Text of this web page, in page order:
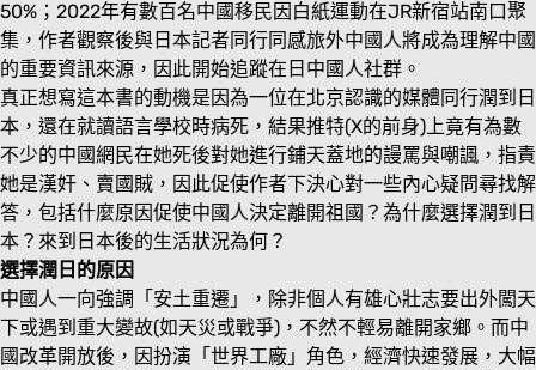
50%；2022年有數百名中國移民因白紙運動在JR新宿站南口聚
集，作者觀察後與日本記者同行同感旅外中國人將成為理解中國
的重要資訊來源，因此開始追蹤在日中國人社群。
真正想寫這本書的動機是因為一位在北京認識的媒體同行潤到日
本，還在就讀語言學校時病死，結果推特(X的前身)上竟有為數
不少的中國網民在她死後對她進行鋪天蓋地的謾罵與嘲諷，指責
她是漢奸、賣國賊，因此促使作者下決心對一些內心疑問尋找解
答，包括什麼原因促使中國人決定離開祖國？為什麼選擇潤到日
本？來到日本後的生活狀況為何？
選擇潤日的原因
中國人一向強調「安土重遷」，除非個人有雄心壯志要出外闖天
下或遇到重大變故(如天災或戰爭)，不然不輕易離開家鄉。而中
國改革開放後，因扮演「世界工廠」角色，經濟快速發展，大幅